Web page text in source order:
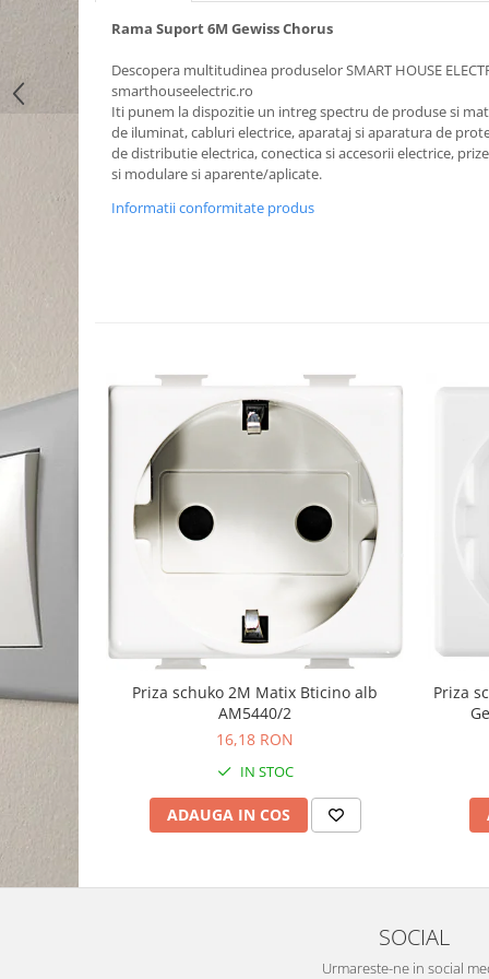
Rama Suport 6M Gewiss Chorus
Descopera multitudinea produselor SMART HOUSE
smarthouseelectric.ro
Iti punem la dispozitie un intreg spectru de produse si
de iluminat, cabluri electrice, aparataj si aparatura de
de distributie electrica, conectica si accesorii electrice,
si modulare si aparente/aplicate.
Informatii conformitate produs
Priza schuko 2M Matix Bticino alb
AM5440/2
16,18 RON
IN STOC
ADAUGA IN COS
Priza
SOCIAL
Urmareste-ne in social